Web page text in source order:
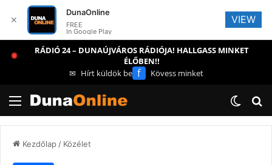
RÁDIÓ 24 – DUNAÚJVÁROS RÁDIÓJA! HALLGASS MINKET
ÉLŐBEN!!
✉ Hírt küldök be f Kövess minket
Menü
Kezdőlap/ Közélet
✕
DunaOnline
FREE
In Google Play
VIEW